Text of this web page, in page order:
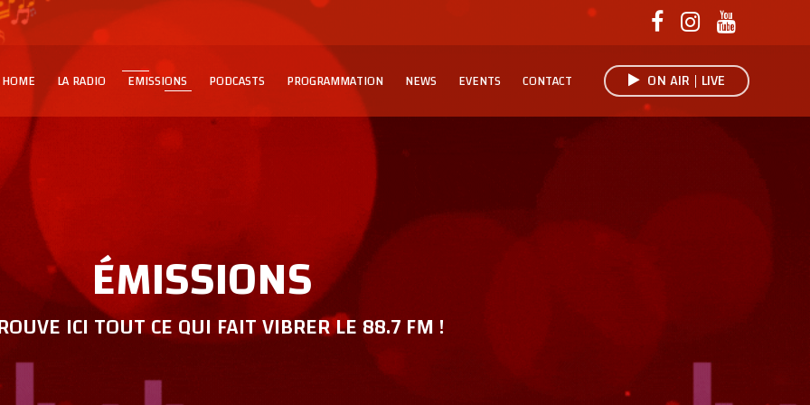
HOME LA RADIO EMISSIONS PODCASTS PROGRAMMATION NEWS EVENTS CONTACT ON AIR | LIVE
ÉMISSIONS
ICI TOUT CE QUI FAIT VIBRER LE 88.7 FM !